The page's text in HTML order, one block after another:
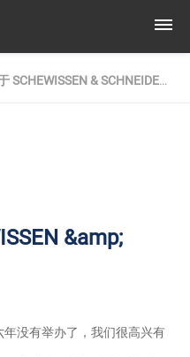
SCHEWISSEN & SCHNEIDEN
&amp;
年没有举办了，我们很高兴有